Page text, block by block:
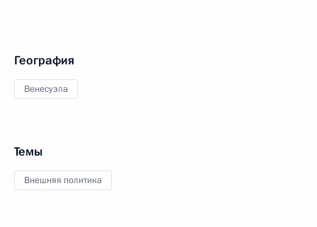
География
Венесуэла
Темы
Внешняя политика